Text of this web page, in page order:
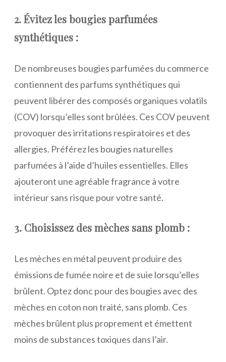
2. Évitez les bougies parfumées
synthétiques :
De nombreuses bougies parfumées du commerce
contiennent des parfums synthétiques qui
peuvent libérer des composés organiques volatils
(COV) lorsqu’elles sont brûlées. Ces COV peuvent
provoquer des irritations respiratoires et des
allergies. Préférez les bougies naturelles
parfumées à l’aide d’huiles essentielles. Elles
ajouteront une agréable fragrance à votre
intérieur sans risque pour votre santé.
3. Choisissez des mèches sans plomb :
Les mèches en métal peuvent produire des
émissions de fumée noire et de suie lorsqu’elles
brûlent. Optez donc pour des bougies avec des
mèches en coton non traité, sans plomb. Ces
mèches brûlent plus proprement et émettent
moins de substances toxiques dans l’air.